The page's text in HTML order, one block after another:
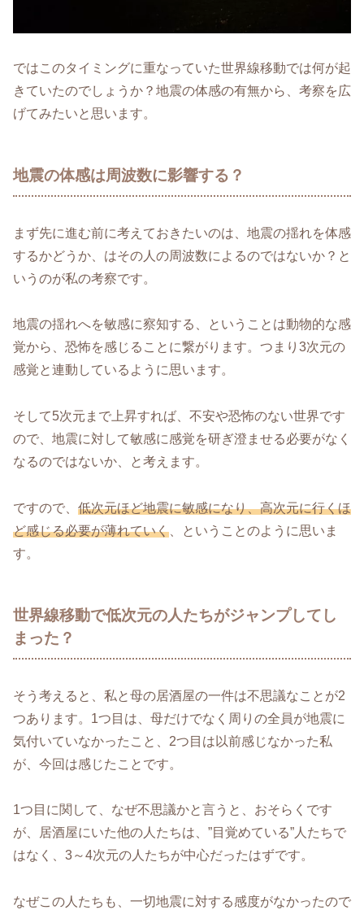
ではこのタイミングに重なっていた世界線移動では何が起
きていたのでしょうか？地震の体感の有無から、考察を広
げてみたいと思います。
地震の体感は周波数に影響する？
まず先に進む前に考えておきたいのは、地震の揺れを体感
するかどうか、はその人の周波数によるのではないか？と
いうのが私の考察です。
地震の揺れへを敏感に察知する、ということは動物的な感
覚から、恐怖を感じることに繋がります。つまり3次元の
感覚と連動しているように思います。
そして5次元まで上昇すれば、不安や恐怖のない世界です
ので、地震に対して敏感に感覚を研ぎ澄ませる必要がなく
なるのではないか、と考えます。
ですので、 低次元ほど地震に敏感になり、高次元に行くほ
ど感じる必要が薄れていく 、ということのように思いま
す。
世界線移動で低次元の人たちがジャンプしてし
まった？
そう考えると、私と母の居酒屋の一件は不思議なことが2
つあります。1つ目は、母だけでなく周りの全員が地震に
気付いていなかったこと、2つ目は以前感じなかった私
が、今回は感じたことです。
1つ目に関して、なぜ不思議かと言うと、おそらくです
が、居酒屋にいた他の人たちは、”目覚めている”人たちで
はなく、3～4次元の人たちが中心だったはずです。
なぜこの人たちも、一切地震に対する感度がなかったので